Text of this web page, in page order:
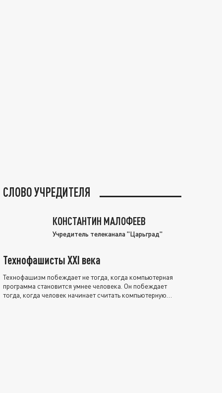
СЛОВО УЧРЕДИТЕЛЯ
КОНСТАНТИН МАЛОФЕЕВ
Учредитель телеканала "Царьград"
Технофашисты XXI века
Технофашизм побеждает не тогда, когда компьютерная
программа становится умнее человека. Он побеждает
тогда, когда человек начинает считать компьютерную